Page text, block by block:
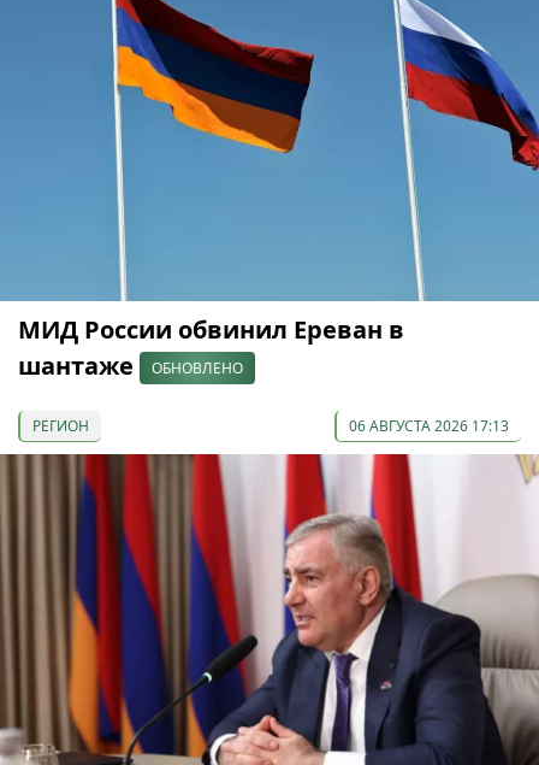
МИД России обвинил Ереван в
шантаже
ОБНОВЛЕНО
РЕГИОН 06 АВГУСТА 2026 17:13